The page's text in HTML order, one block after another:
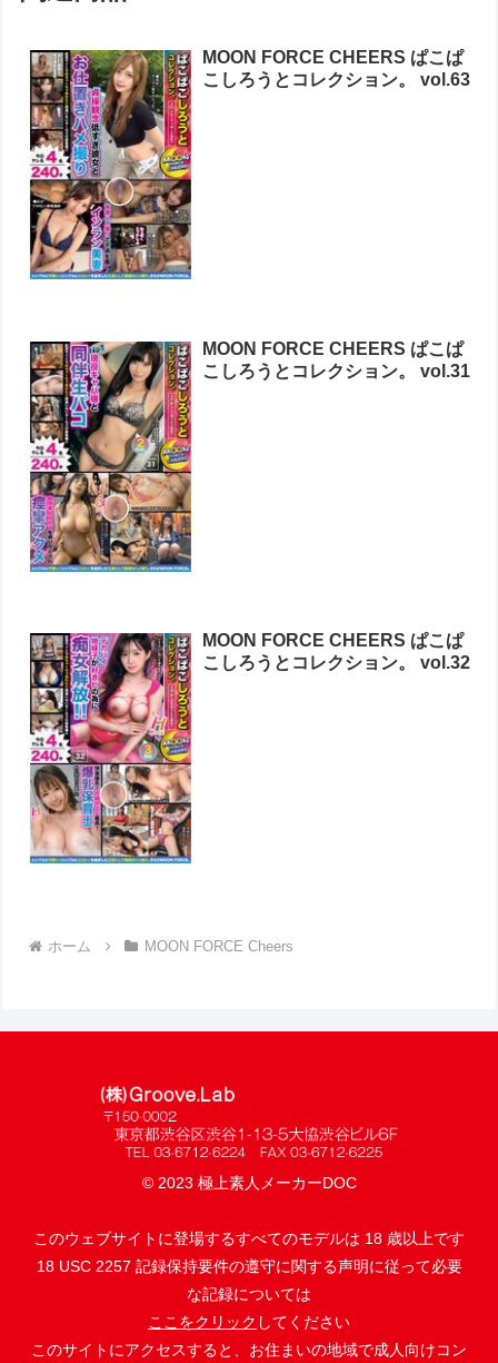
MOON FORCE CHEERS ぱこぱ
こしろうとコレクション。 vol.63
MOON FORCE CHEERS ぱこぱ
こしろうとコレクション。 vol.31
MOON FORCE CHEERS ぱこぱ
こしろうとコレクション。 vol.32
ホーム MOON FORCE Cheers
© 2023 極上素人メーカーDOC
このウェブサイトに登場するすべてのモデルは 18 歳以上です
18 USC 2257 記録保持要件の遵守に関する声明に従って必要
な記録については
ここをクリック してください
このサイトにアクセスすると、お住まいの地域で成人向けコン